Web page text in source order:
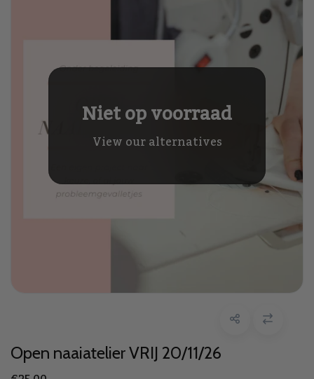
Niet op voorraad
View our alternatives
Open naaiatelier VRIJ 20/11/26